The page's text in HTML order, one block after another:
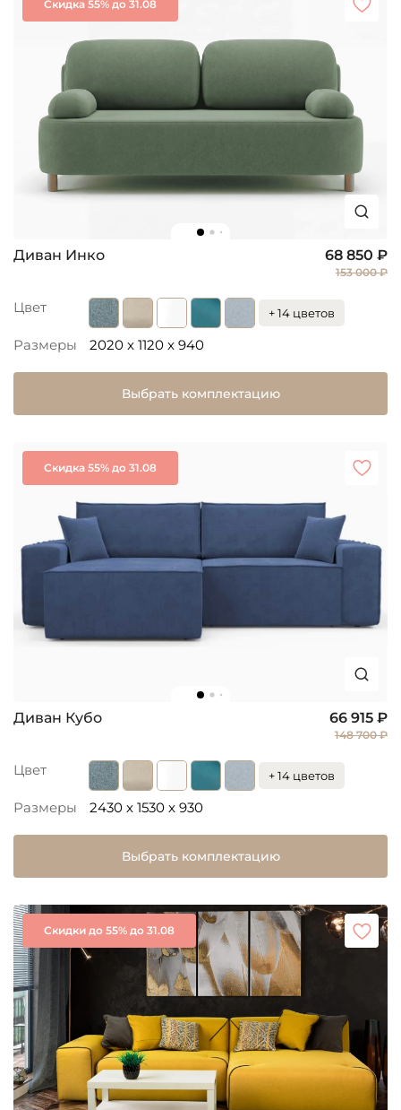
Скидка 55% до 31.08
Диван Инко 68 850 ₽
153 000 ₽
Цвет + 14 цветов
Размеры 2020 x 1120 x 940
Выбрать комплектацию
Скидка 55% до 31.08
Диван Кубо 66 915 ₽
148 700 ₽
Цвет + 14 цветов
Размеры 2430 x 1530 x 930
Выбрать комплектацию
Скидки до 55% до 31.08